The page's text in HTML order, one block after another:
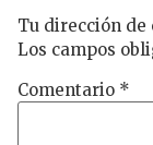
Tu dirección de
Los campos
Comentario *